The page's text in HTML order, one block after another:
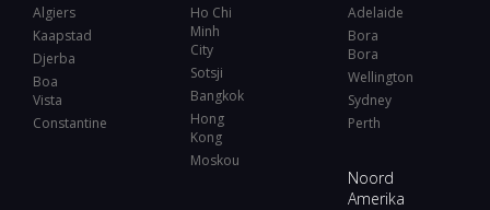
Algiers
Kaapstad
Djerba
Boa
Vista
Constantine
Ho Chi
Minh
City
Sotsji
Bangkok
Hong
Kong
Moskou
Adelaide
Bora
Bora
Wellington
Sydney
Perth
Noord
Amerika